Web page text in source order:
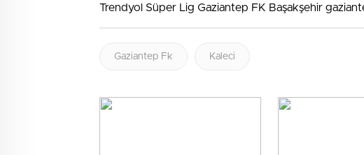
Trendyol Süper Lig Gaziantep FK Başakşehir
Gaziantep Fk Kaleci